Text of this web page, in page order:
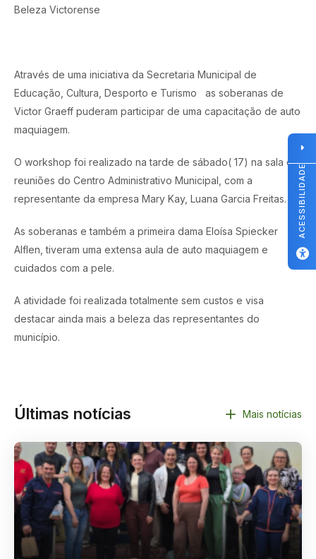
Beleza Victorense
Através de uma iniciativa da Secretaria Municipal de
Educação, Cultura, Desporto e Turismo as soberanas de
Victor Graeff puderam participar de uma capacitação de auto
maquiagem.
O workshop foi realizado na tarde de sábado( 17) na sala de
reuniões do Centro Administrativo Municipal, com a
representante da empresa Mary Kay, Luana Garcia Freitas.
As soberanas e também a primeira dama Eloísa Spiecker
Alflen, tiveram uma extensa aula de auto maquiagem e
cuidados com a pele.
A atividade foi realizada totalmente sem custos e visa
destacar ainda mais a beleza das representantes do
município.
Últimas notícias Mais notícias
ACESSIBILIDADE